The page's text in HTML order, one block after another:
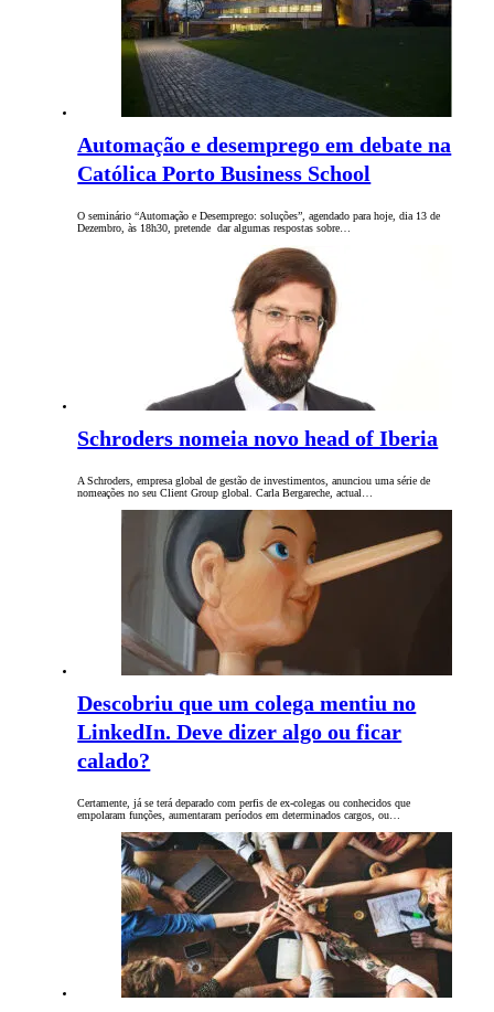
Automação e desemprego em debate na
Católica Porto Business School
O seminário “Automação e Desemprego: soluções”, agendado para hoje, dia 13 de
Dezembro, às 18h30, pretende dar algumas respostas sobre…
Schroders nomeia novo head of Iberia
A Schroders, empresa global de gestão de investimentos, anunciou uma série de
nomeações no seu Client Group global. Carla Bergareche, actual…
Descobriu que um colega mentiu no
LinkedIn. Deve dizer algo ou ficar
calado?
Certamente, já se terá deparado com perfis de ex-colegas ou conhecidos que
empolaram funções, aumentaram períodos em determinados cargos, ou…